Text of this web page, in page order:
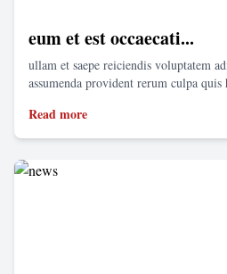
eum et est occaecati...
ullam et saepe reiciendis voluptatem
assumenda provident rerum culpa quis
Read more